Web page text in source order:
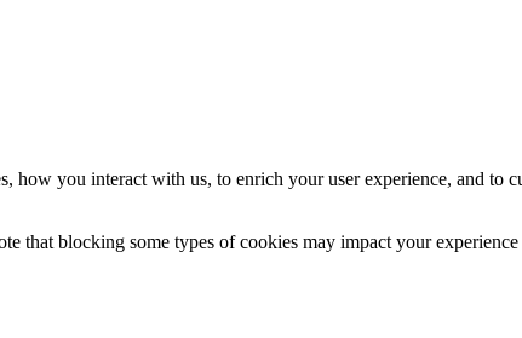
how you interact with us, to enrich your user experience, and to
that blocking some types of cookies may impact your